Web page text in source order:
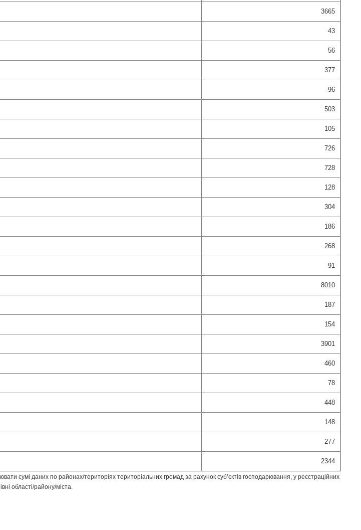
3665
43
56
377
96
503
105
726
728
128
304
186
268
91
8010
187
154
3901
460
78
448
148
277
2344
сумі даних по районах/територіях територіальних громад за рахунок суб’єктів господарювання, у реєстраційних
області/району/міста.